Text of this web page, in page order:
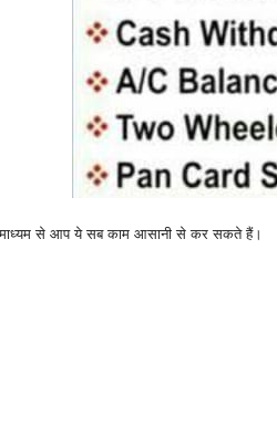
माध्यम से आप ये सब काम आसानी से कर सकते हैं।